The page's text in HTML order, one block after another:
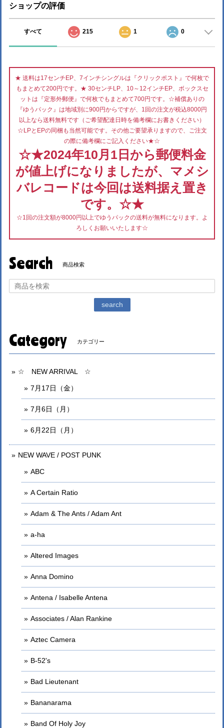
ショップの評価
すべて 215 1 0
★ 送料は17センチEP、7インチシングルは『クリックポスト』で何枚で
もまとめて200円です。★ 30センチLP、10～12インチEP、ボックスセ
ットは『定形外郵便』で何枚でもまとめて700円です。☆補償ありの
『ゆうパック』は地域別に900円からですが、1回の注文が税込8000円
以上なら送料無料です（ご希望配達日時を備考欄にお書きください）
☆LPとEPの同梱も当然可能です。その他ご要望承りますので、ご注文
の際に備考欄にご記入ください★☆
☆★2024年10月1日から郵便料金
が値上げになりましたが、マメシ
バレコードは今回は送料据え置き
です。☆★
☆1回の注文額が8000円以上でゆうパックの送料が無料になります。よ
ろしくお願いいたします☆
Search 商品検索
search
Category カテゴリー
☆ NEW ARRIVAL ☆
7月17日（金）
7月6日（月）
6月22日（月）
NEW WAVE / POST PUNK
ABC
A Certain Ratio
Adam & The Ants / Adam Ant
a-ha
Altered Images
Anna Domino
Antena / Isabelle Antena
Associates / Alan Rankine
Aztec Camera
B-52's
Bad Lieutenant
Bananarama
Band Of Holy Joy